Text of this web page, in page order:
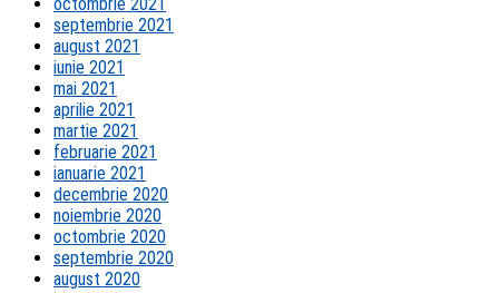
octombrie 2021
septembrie 2021
august 2021
iunie 2021
mai 2021
aprilie 2021
martie 2021
februarie 2021
ianuarie 2021
decembrie 2020
noiembrie 2020
octombrie 2020
septembrie 2020
august 2020